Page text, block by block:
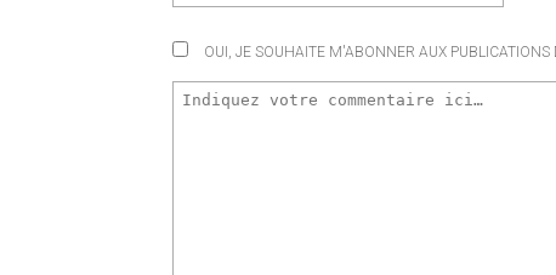
OUI, JE SOUHAITE M'ABONNER AUX PUBLICATIONS